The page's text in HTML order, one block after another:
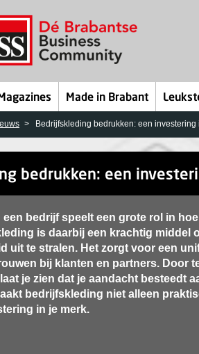
Magazines Made in Brabant
Bedrijfskleding bedrukken: een investering
bedrukken: een
een bedrijf speelt een grote rol in
is daarbij een krachtig middel
uit te stralen. Het zorgt voor een
bij klanten en partners. Door
je zien dat je aandacht besteedt
bedrijfskleding niet alleen
in je merk.